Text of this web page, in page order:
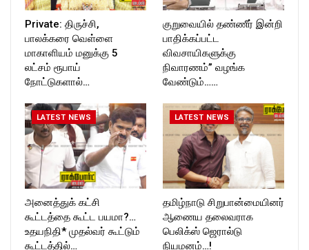
Private: திருச்சி,
பாலக்கரை வெள்ளை
மாகாளியம் மனுக்கு 5
லட்சம் ரூபாய்
நோட்டுகளால்…
குறுவையில் தண்ணீர் இன்றி
பாதிக்கப்பட்ட
விவசாயிகளுக்கு
நிவாரணம்” வழங்க
வேண்டும்……
LATEST NEWS
அனைத்துக் கட்சி
கூட்டத்தை கூட்ட பயமா?…
உதயநிதி* முதல்வர் கூட்டும்
கூட்டத்தில்…
LATEST NEWS
தமிழ்நாடு சிறுபான்மையினர்
ஆணைய தலைவராக
பெலிக்ஸ் ஜெரால்டு
நியமனம்…!